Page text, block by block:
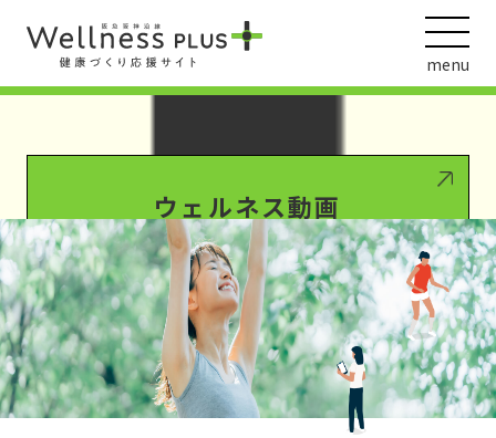
Warning : Undefined array key 0 in/var/www/wordpress/wp-
content/themes/HankyuHanshin2020/functions.php
1016
/var/www/wordpress/wp-
menu
ウェルネス動画
阪急阪神ホールディングス
ヘルスケアの取組